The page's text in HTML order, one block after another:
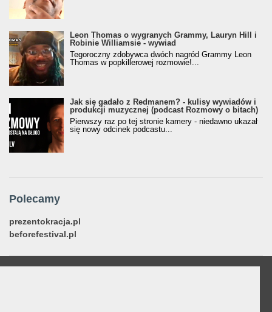
Leon Thomas o wygranych Grammy, Lauryn Hill i
Robinie Williamsie - wywiad
Tegoroczny zdobywca dwóch nagród Grammy Leon
Thomas w popkillerowej rozmowie!...
Jak się gadało z Redmanem? - kulisy wywiadów i
produkcji muzycznej (podcast Rozmowy o bitach)
Pierwszy raz po tej stronie kamery - niedawno ukazał
się nowy odcinek podcastu...
Polecamy
prezentokracja.pl
beforefestival.pl